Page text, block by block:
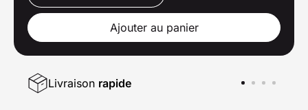
Ajouter au panier
Livraison rapide